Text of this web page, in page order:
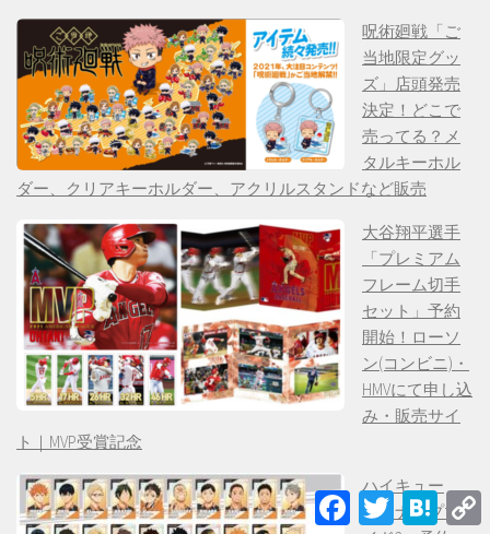
呪術廻戦「ご
当地限定グッ
ズ」店頭発売
決定！どこで
売ってる？メ
タルキーホル
ダー、クリアキーホルダー、アクリルスタンドなど販売
大谷翔平選手
「プレミアム
フレーム切手
セット」予約
開始！ローソ
ン(コンビニ)・
HMVにて申し込
み・販売サイ
ト｜MVP受賞記念
ハイキュー
「スナップマ
Facebook
TwitterHatena